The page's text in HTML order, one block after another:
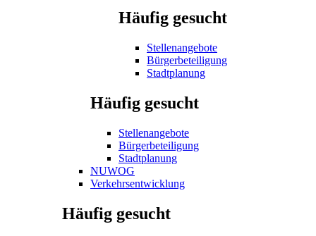
Häufig gesucht
Stellenangebote
Bürgerbeteiligung
Stadtplanung
Häufig gesucht
Stellenangebote
Bürgerbeteiligung
Stadtplanung
NUWOG
Verkehrsentwicklung
Häufig gesucht